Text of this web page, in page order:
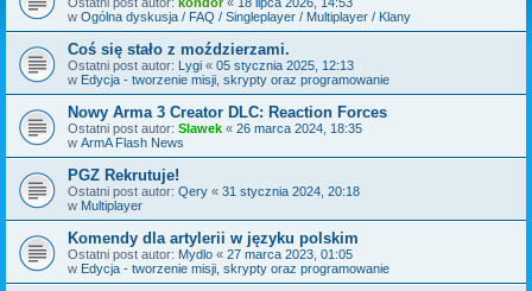
w Ogólna dyskusja / FAQ / Singleplayer / Multiplayer / Klany
Coś się stało z moździerzami.
Ostatni post autor: Lygi « 05 stycznia 2025, 12:13
w Edycja - tworzenie misji, skrypty oraz programowanie
Nowy Arma 3 Creator DLC: Reaction Forces
Ostatni post autor: Slawek « 26 marca 2024, 18:35
w ArmA Flash News
PGZ Rekrutuje!
Ostatni post autor: Qery « 31 stycznia 2024, 20:18
w Multiplayer
Komendy dla artylerii w języku polskim
Ostatni post autor: Mydlo « 27 marca 2023, 01:05
w Edycja - tworzenie misji, skrypty oraz programowanie